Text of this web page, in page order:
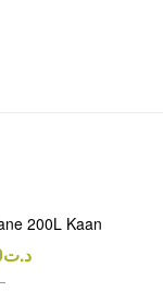
200L Kaan
د.ت